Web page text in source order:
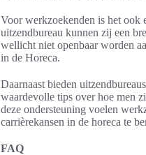
Voor werkzoekenden is het ook
uitzendbureau kunnen zij een
wellicht niet openbaar worden
in de Horeca.
Daarnaast bieden
waardevolle tips over hoe men
deze ondersteuning voelen
carrièrekansen in de horeca te
FAQ